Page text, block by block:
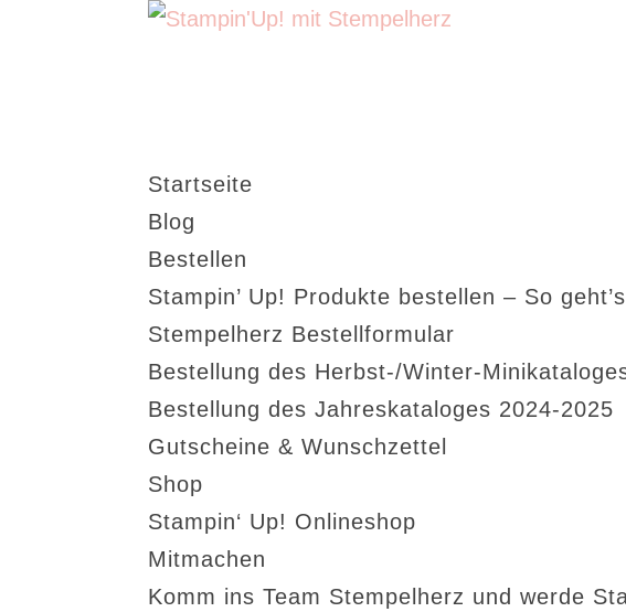
Startseite
Blog
Bestellen
Stampin’ Up! Produkte bestellen – So geht’s
Stempelherz Bestellformular
Bestellung des Herbst-/Winter-
Bestellung des Jahreskataloges 2024-2025
Gutscheine & Wunschzettel
Shop
Stampin‘ Up! Onlineshop
Mitmachen
Komm ins Team Stempelherz und werde